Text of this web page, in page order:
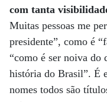
com tanta
Muitas pessoas me
presidente”, como é
“como é ser noiva do
história do Brasil”. É
nomes todos são